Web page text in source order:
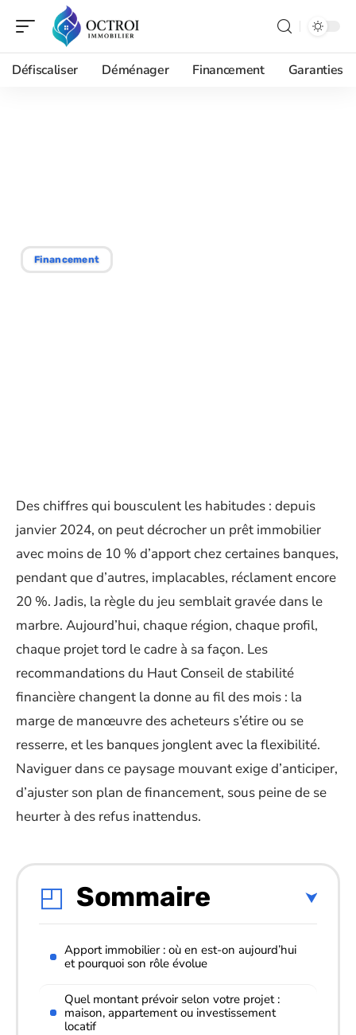
Défiscaliser Déménager Financement Garanties
Financement
Des chiffres qui bousculent les habitudes : depuis
janvier 2024, on peut décrocher un prêt immobilier
avec moins de 10 % d’apport chez certaines banques,
pendant que d’autres, implacables, réclament encore
20 %. Jadis, la règle du jeu semblait gravée dans le
marbre. Aujourd’hui, chaque région, chaque profil,
chaque projet tord le cadre à sa façon. Les
recommandations du Haut Conseil de stabilité
financière changent la donne au fil des mois : la
marge de manœuvre des acheteurs s’étire ou se
resserre, et les banques jonglent avec la flexibilité.
Naviguer dans ce paysage mouvant exige d’anticiper,
d’ajuster son plan de financement, sous peine de se
heurter à des refus inattendus.
Sommaire
Apport immobilier : où en est-on aujourd’hui
et pourquoi son rôle évolue
Quel montant prévoir selon votre projet :
maison, appartement ou investissement
locatif